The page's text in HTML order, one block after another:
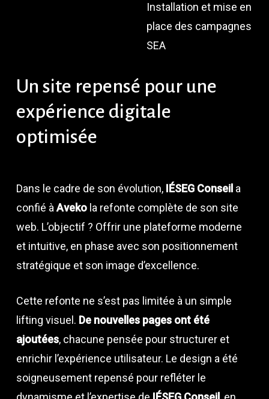
Installation et mise en
place des campagnes
SEA
Un site repensé pour une
expérience digitale
optimisée
Dans le cadre de son évolution, IÉSEG Conseil a
confié à Avekola refonte complète de son site
web. L’objectif ? Offrir une plateforme moderne
et intuitive, en phase avec son positionnement
stratégique et son image d’excellence.
Cette refonte ne s’est pas limitée à un simple
lifting visuel. De nouvelles pages ont été
ajoutées, chacune pensée pour structurer et
enrichir l’expérience utilisateur. Le design a été
soigneusement repensé pour refléter le